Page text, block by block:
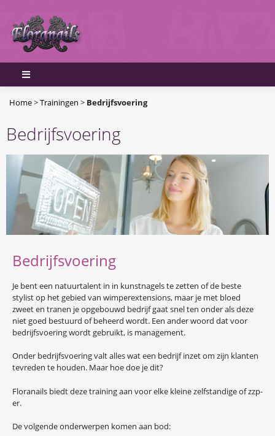
Home>Trainingen > Bedrijfsvoering
Bedrijfsvoering
Bedrijfsvoering
Je bent een natuurtalent in in kunstnagels te zetten of de beste
stylist op het gebied van wimperextensions, maar je met bloed
zweet en tranen je opgebouwd bedrijf gaat snel ten onder als deze
niet goed bestuurd of beheerd wordt. Een ander woord dat voor
bedrijfsvoering wordt gebruikt, is management.
Onder bedrijfsvoering valt alles wat een bedrijf inzet om zijn klanten
tevreden te houden. Maar hoe doe je dit?
Floranails biedt deze training aan voor elke kleine zelfstandige of zzp-
er.
De volgende onderwerpen komen aan bod: